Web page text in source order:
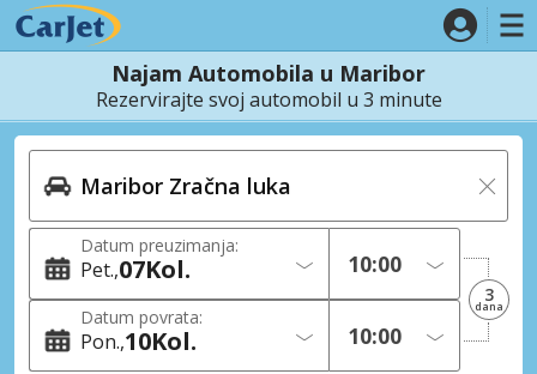
Najam Automobila u Maribor
Rezervirajte svoj automobil u 3 minute
Datum preuzimanja:
Pet. 07Kol.
Datum povrata:
Pon. 10Kol.
3
dana